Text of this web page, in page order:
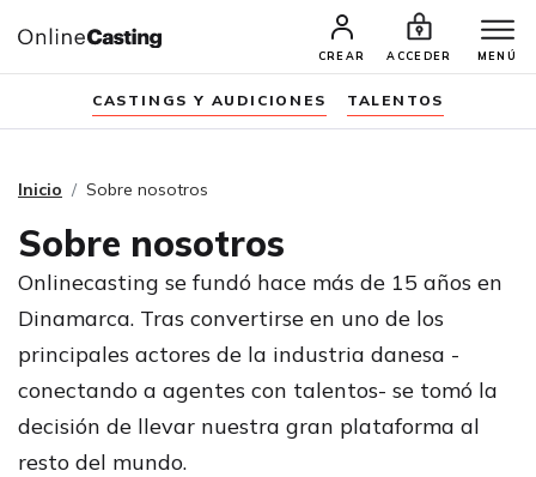
CREAR ACCEDER MENÚ
CASTINGS Y AUDICIONES TALENTOS
Inicio Sobre nosotros
Sobre nosotros
Onlinecasting se fundó hace más de 15 años en
Dinamarca. Tras convertirse en uno de los
principales actores de la industria danesa -
conectando a agentes con talentos- se tomó la
decisión de llevar nuestra gran plataforma al
resto del mundo.